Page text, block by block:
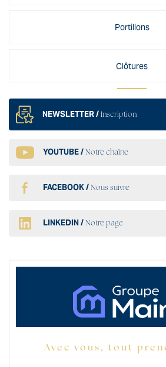
Portillons
Clôtures
NEWSLETTER / Inscription
YOUTUBE /Notre chaîne
FACEBOOK /Nous suivre
LINKEDIN /Notre page
Avec vous, tout